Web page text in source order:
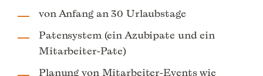
von Anfang an 30 Urlaubstage
Patensystem (ein Azubipate und ein
Mitarbeiter-Pate)
Planung von Mitarbeiter-Events wie